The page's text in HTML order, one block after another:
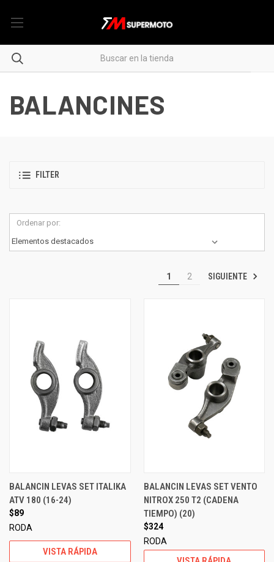
BALANCINES
FILTER
Ordenar por:
1 2 SIGUIENTE
BALANCIN LEVAS SET ITALIKA
ATV 180 (16-24)
$89
RODA
VISTA RÁPIDA
BALANCIN LEVAS SET VENTO
NITROX 250 T2 (CADENA
TIEMPO) (20)
$324
RODA